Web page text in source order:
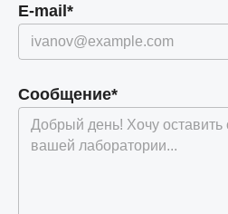
E-mail*
Сообщение*